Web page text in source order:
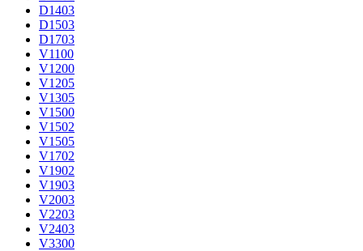
D1403
D1503
D1703
V1100
V1200
V1205
V1305
V1500
V1502
V1505
V1702
V1902
V1903
V2003
V2203
V2403
V3300